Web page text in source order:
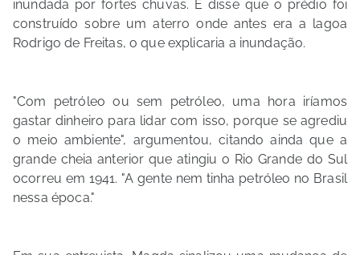
inundada por fortes chuvas. E disse que o prédio foi
construído sobre um aterro onde antes era a lagoa
Rodrigo de Freitas, o que explicaria a inundação.
"Com petróleo ou sem petróleo, uma hora iríamos
gastar dinheiro para lidar com isso, porque se agrediu
o meio ambiente", argumentou, citando ainda que a
grande cheia anterior que atingiu o Rio Grande do Sul
ocorreu em 1941. "A gente nem tinha petróleo no Brasil
nessa época."